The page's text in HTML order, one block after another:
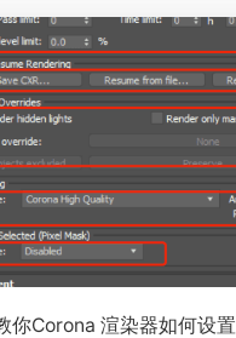
你Corona 渲染器如何设置